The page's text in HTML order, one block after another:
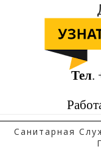
Тел.
Санитарная